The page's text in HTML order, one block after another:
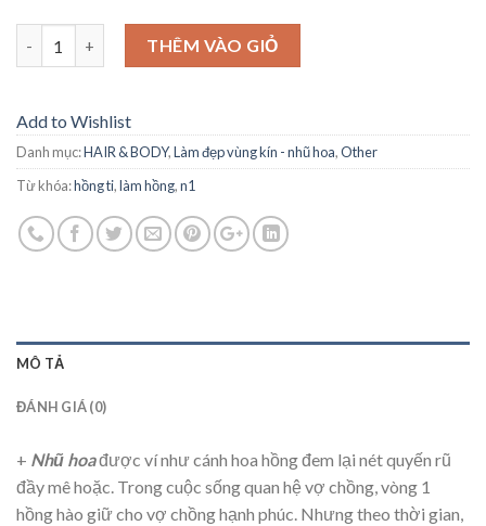
THÊM VÀO GIỎ
Add to Wishlist
Danh mục:HAIR & BODY,Làm đẹp vùng kín - nhũ hoa,Other
Từ khóa:hồng ti,làm hồng,n1
MÔ TẢ
ĐÁNH GIÁ (0)
+ Nhũ hoađược ví như cánh hoa hồngđem lại nét quyến rũ
đầy mê hoặc. Trong cuộc sống quan hệ vợ chồng, vòng 1
hồnghào giữ cho vợ chồng hạnh phúc. Nhưng theo thời gian,